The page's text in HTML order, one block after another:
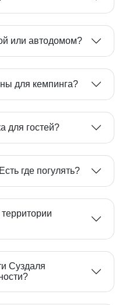
8 800
или автодомом?
странице
для кемпинга?
для гостей?
гостей
где погулять?
Суздаля